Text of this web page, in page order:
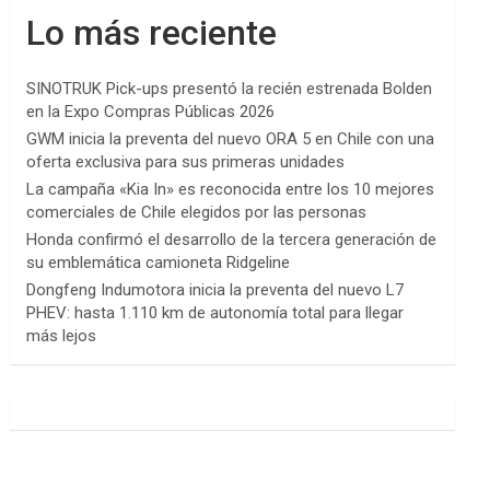
Lo más reciente
SINOTRUK Pick-ups presentó la recién estrenada Bolden
en la Expo Compras Públicas 2026
GWM inicia la preventa del nuevo ORA 5 en Chile con una
oferta exclusiva para sus primeras unidades
La campaña «Kia In» es reconocida entre los 10 mejores
comerciales de Chile elegidos por las personas
Honda confirmó el desarrollo de la tercera generación de
su emblemática camioneta Ridgeline
Dongfeng Indumotora inicia la preventa del nuevo L7
PHEV: hasta 1.110 km de autonomía total para llegar
más lejos